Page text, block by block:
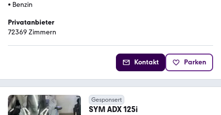
• Benzin
Privatanbieter
72369 Zimmern
Kontakt Parken
Gesponsert
SYM ADX 125i